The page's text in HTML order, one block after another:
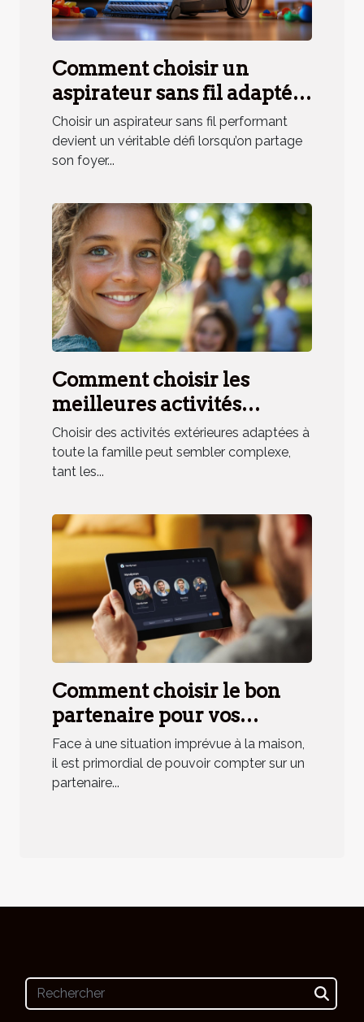
Comment choisir un
aspirateur sans fil adapté
aux besoins des ménages
avec animaux ?
Choisir un aspirateur sans fil performant
devient un véritable défi lorsqu’on partage
son foyer...
Comment choisir les
meilleures activités
extérieures pour toute la
famille ?
Choisir des activités extérieures adaptées à
toute la famille peut sembler complexe,
tant les...
Comment choisir le bon
partenaire pour vos
urgences domestiques ?
Face à une situation imprévue à la maison,
il est primordial de pouvoir compter sur un
partenaire...